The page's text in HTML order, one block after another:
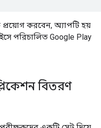
করবেন, অ্যাপটি হয়
পরিচালিত Google Play
বিতরণ